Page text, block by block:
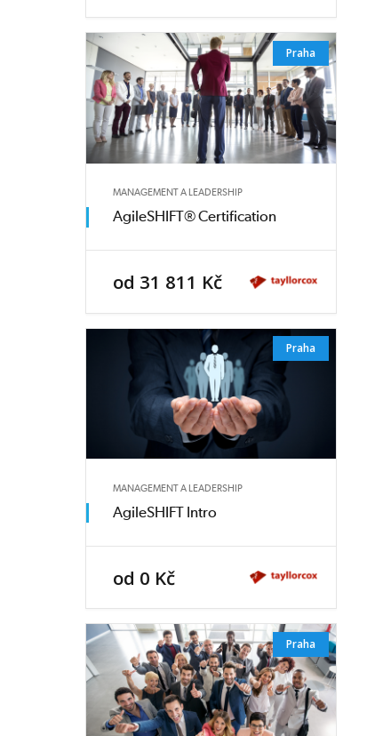
Praha
MANAGEMENT A LEADERSHIP
AgileSHIFT® Certification
od 31 811 Kč
Praha
MANAGEMENT A LEADERSHIP
AgileSHIFT Intro
od 0 Kč
Praha